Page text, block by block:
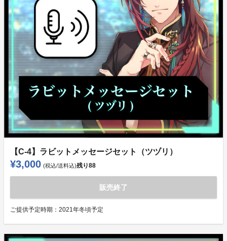
【C-4】ラビットメッセージセット（ツヅリ）
¥3,000 (税込/送料込)残り88
販売終了
ご提供予定時期： 2021年冬頃予定